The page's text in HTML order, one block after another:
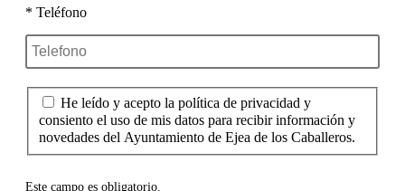
* Teléfono
He leído y acepto la política de privacidad y
consiento el uso de mis datos para recibir información y
novedades del Ayuntamiento de Ejea de los Caballeros.
Este campo es obligatorio.